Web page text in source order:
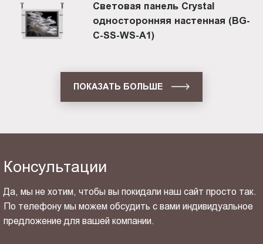
Световая панель Crystal
односторонняя настенная (BG-
C-SS-WS-A1)
ПОКАЗАТЬ БОЛЬШЕ
Консультации
Да, мы не хотим, чтобы вы покидали наш сайт просто так.
По телефону мы можем обсудить с вами индивидуальное
предложение для вашей компании.
ОТПРАВИТЬ СВОЙ КОНТАКТ